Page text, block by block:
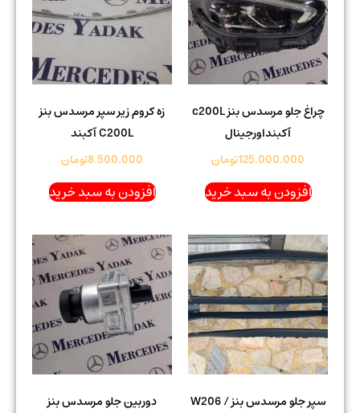
چراغ جلو مرسدس بنز c200L
آکبنداورجینال
125.000.000تومان
افزودن به سبد خرید
زه کروم زیر سپر مرسدس بنز
C200L آکبند
8.500.000تومان
افزودن به سبد خرید
سپر جلو مرسدس بنز W206 /
دوربین جلو مرسدس بنز